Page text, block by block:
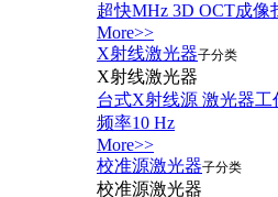
超快MHz 3D OCT成像
More>>
X射线激光器子分类
X射线激光器
台式X射线源 激光器工
频率10 Hz
More>>
校准源激光器子分类
校准源激光器